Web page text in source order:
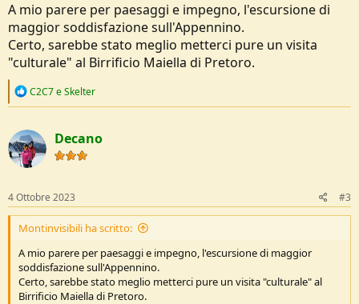
A mio parere per paesaggi e impegno, l'escursione di
maggior soddisfazione sull'Appennino.
Certo, sarebbe stato meglio metterci pure un visita
"culturale" al Birrificio Maiella di Pretoro.
R
c
t
i
o
s
:
C2C7eSkelter
Decano
4 Ottobre 2023 #3
Montinvisibili ha scritto:
A mio parere per paesaggi e impegno, l'escursione di maggior
soddisfazione sull'Appennino.
Certo, sarebbe stato meglio metterci pure un visita "culturale" al
Birrificio Maiella di Pretoro.